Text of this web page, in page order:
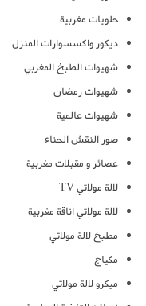
حلويات مغربية
ديكور واكسسوارات المنزل
شهيوات الطبخ المغربي
شهيوات رمضان
شهيوات عالمية
صور النقش الحناء
عصائر و مقبلات مغربية
لالة مولاتي TV
لالة مولاتي اناقة مغربية
مطبخ لالة مولاتي
مكياج
ميكرو لالة مولاتي